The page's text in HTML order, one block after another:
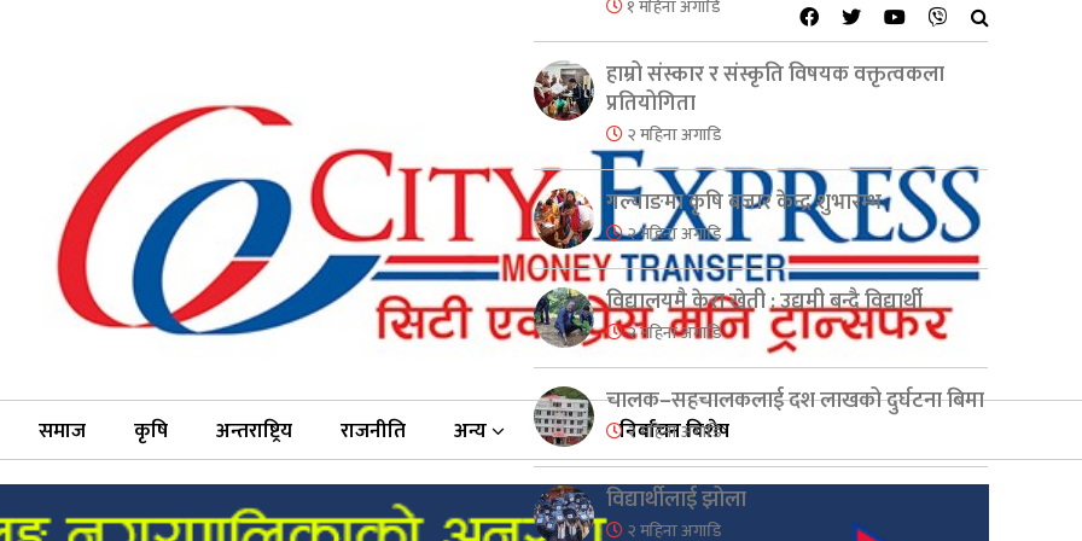
समाज कृषि अन्तराष्ट्रिय राजनीति अन्य निर्वाचन बिशेष
१ महिना अगाडि
हाम्रो संस्कार र संस्कृति विषयक वक्तृत्वकला
प्रतियोगिता
२ महिना अगाडि
गल्याङमा कृषि बजार केन्द्र शुभारम्भ
२ महिना अगाडि
विद्यालयमै केरा खेती : उद्यमी बन्दै विद्यार्थी
२ महिना अगाडि
चालक–सहचालकलाई दश लाखको दुर्घटना बिमा
२ महिना अगाडि
विद्यार्थीलाई झोला
२ महिना अगाडि